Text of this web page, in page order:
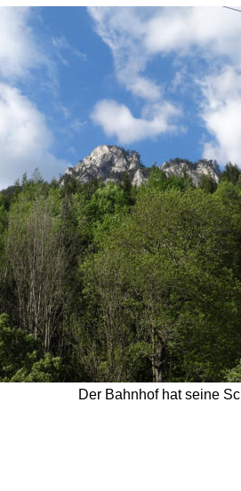
Der Bahnhof hat seine